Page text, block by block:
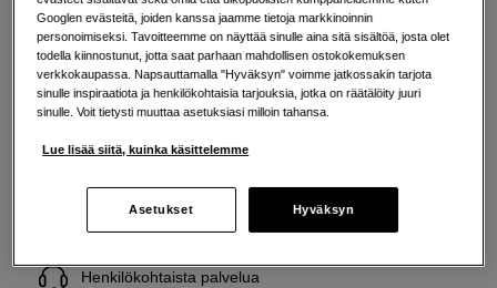
Määrä
Lisää ostoskoriin
Ilmainen toimitus yli 200 EUR ostoksille
Osta nyt ja maksa myöhemmin
Henkilökohtaista palvelua
Googlen evästeitä, joiden kanssa jaamme tietoja markkinoinnin
personoimiseksi. Tavoitteemme on näyttää sinulle aina sitä sisältöä, josta olet
todella kiinnostunut, jotta saat parhaan mahdollisen ostokokemuksen
verkkokaupassa. Napsauttamalla "Hyväksyn" voimme jatkossakin tarjota
sinulle inspiraatiota ja henkilökohtaisia tarjouksia, jotka on räätälöity juuri
sinulle. Voit tietysti muuttaa asetuksiasi milloin tahansa.
Lue lisää siitä, kuinka käsittelemme
Asetukset Hyväksyn